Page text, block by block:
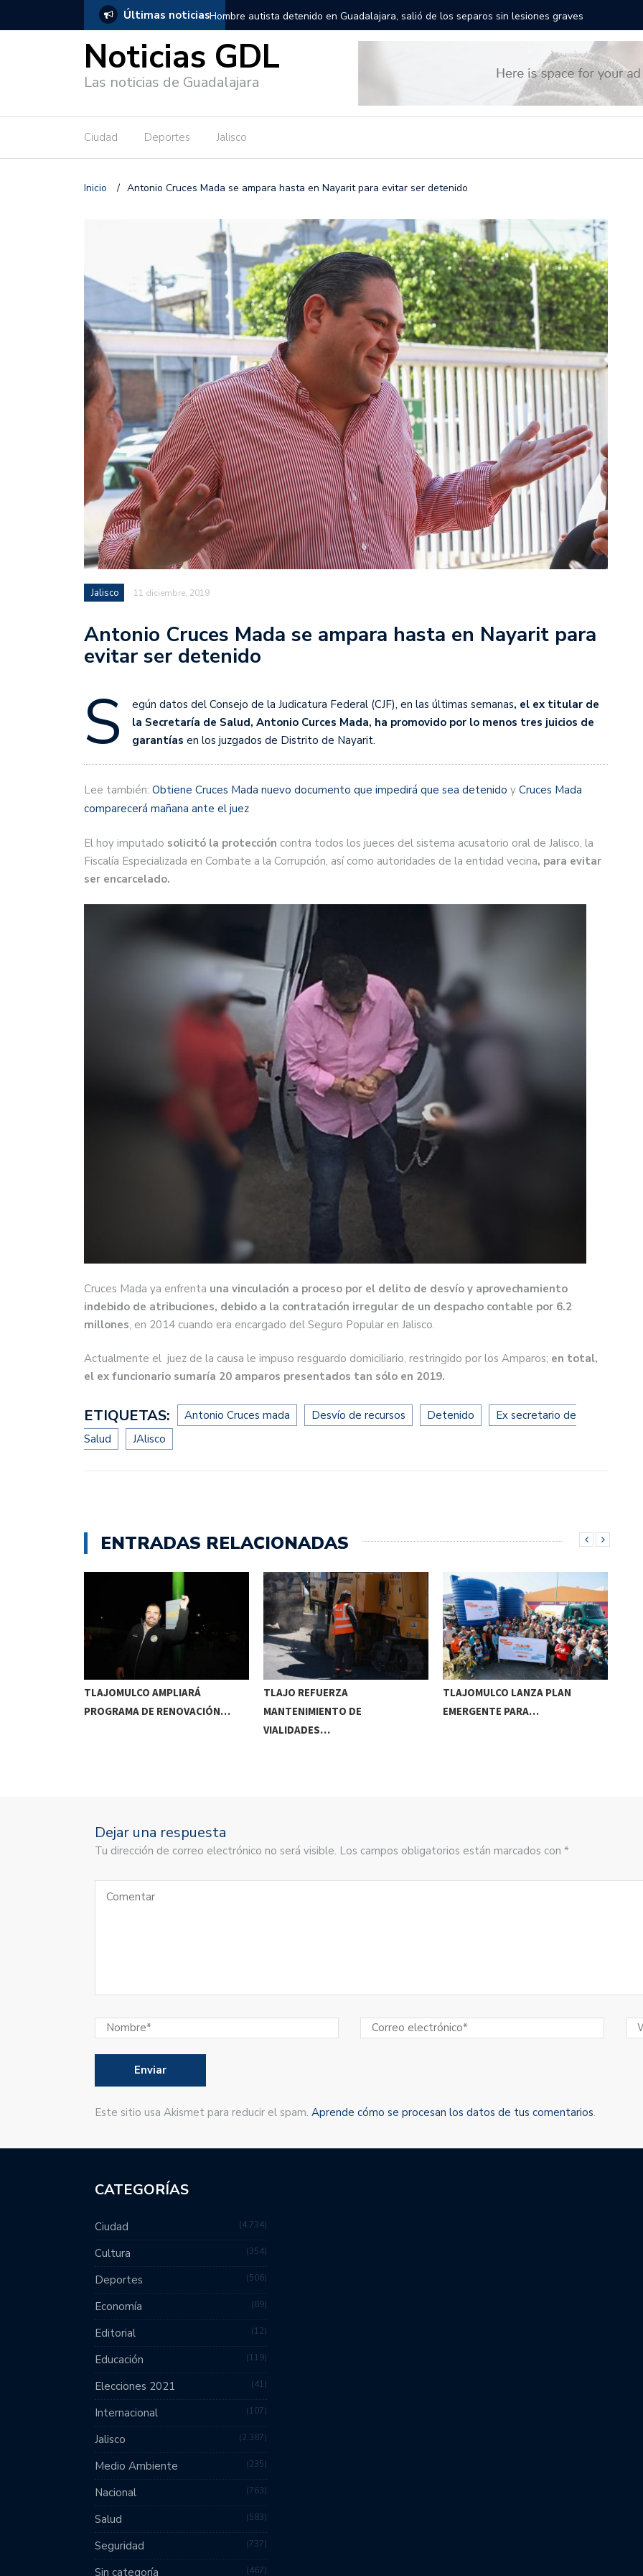
Últimas noticias
salió de los separos sin lesiones graves Títeres gigantes recorrerán las calles de Guadalajara: aparta la fecha Todo
Noticias GDL
Las noticias de Guadalajara
Ciudad Deportes Jalisco
Inicio / Antonio Cruces Mada se ampara hasta en Nayarit para evitar ser detenido
Jalisco 11 diciembre, 2019
Antonio Cruces Mada se ampara hasta en Nayarit para
evitar ser detenido
S egún datos del Consejo de la Judicatura Federal (CJF), en las últimas semanas, el ex titular de
la Secretaría de Salud, Antonio Curces Mada, ha promovido por lo menos tres juicios de
garantías en los juzgados de Distrito de Nayarit.
Lee también: Obtiene Cruces Mada nuevo documento que impedirá que sea detenido y Cruces Mada
comparecerá mañana ante el juez
El hoy imputado solicitó la protección contra todos los jueces del sistema acusatorio oral de Jalisco, la
Fiscalía Especializada en Combate a la Corrupción, así como autoridades de la entidad vecina, para evitar
ser encarcelado.
Cruces Mada ya enfrenta una vinculación a proceso por el delito de desvío y aprovechamiento
indebido de atribuciones, debido a la contratación irregular de un despacho contable por 6.2
millones, en 2014 cuando era encargado del Seguro Popular en Jalisco.
Actualmente el juez de la causa le impuso resguardo domiciliario, restringido por los Amparos; en total,
el ex funcionario sumaría 20 amparos presentados tan sólo en 2019.
ETIQUETAS: Antonio Cruces mada Desvío de recursos Detenido
Ex secretario de
Salud
JAlisco
ENTRADAS RELACIONADAS
TLAJOMULCO AMPLIARÁ
PROGRAMA DE RENOVACIÓN…
TLAJO REFUERZA
MANTENIMIENTO DE
VIALIDADES…
TLAJOMULCO LANZA PLAN
EMERGENTE PARA…
Dejar una respuesta
Tu dirección de correo electrónico no será visible. Los campos obligatorios están marcados con *
Este sitio usa Akismet para reducir el spam. Aprende cómo se procesan los datos de tus comentarios.
CATEGORÍAS
Ciudad 4,734
Cultura 354
Deportes 506
Economía 89
Editorial 12
Educación 119
Elecciones 2021 41
Internacional 107
Jalisco 2,387
Medio Ambiente 235
Nacional 763
Salud 583
Seguridad 737
Sin categoría 467